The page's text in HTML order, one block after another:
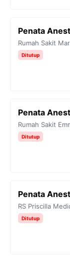
Penata
Rumah Sakit
Ditutup
Penata
Rumah Sakit
Ditutup
Penata
RS Priscilla
Ditutup